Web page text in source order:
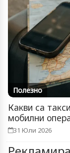
Полезно
Какви са
мобилни
31 Юли 2026